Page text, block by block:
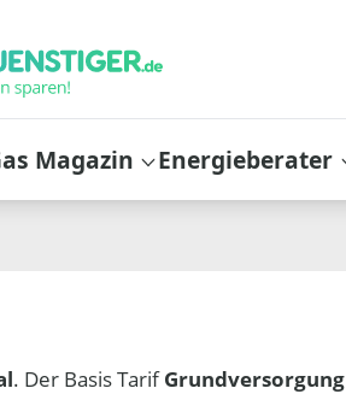
Magazin Energieberater
. Der Basis TarifGrundversorgung